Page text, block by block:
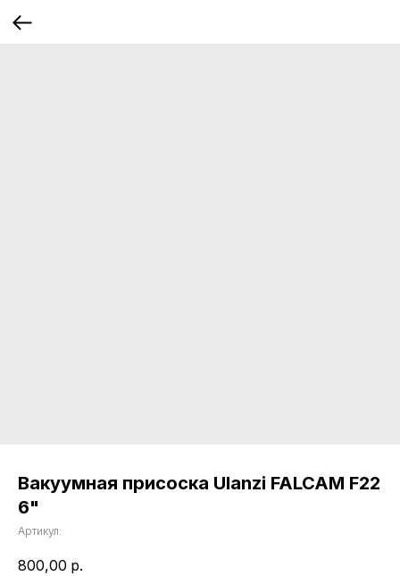
Вакуумная присоска Ulanzi FALCAM F22
6"
Артикул:
800,00 р.